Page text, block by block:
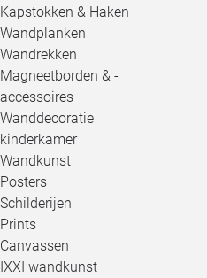
Kapstokken & Haken
Wandplanken
Wandrekken
Magneetborden & -
accessoires
Wanddecoratie
kinderkamer
Wandkunst
Posters
Schilderijen
Prints
Canvassen
IXXI wandkunst